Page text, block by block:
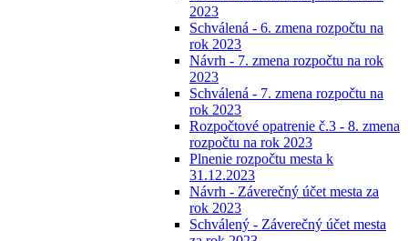
2023
Schválená - 6. zmena rozpočtu na
rok 2023
Návrh - 7. zmena rozpočtu na rok
2023
Schválená - 7. zmena rozpočtu na
rok 2023
Rozpočtové opatrenie č.3 - 8. zmena
rozpočtu na rok 2023
Plnenie rozpočtu mesta k
31.12.2023
Návrh - Záverečný účet mesta za
rok 2023
Schválený - Záverečný účet mesta